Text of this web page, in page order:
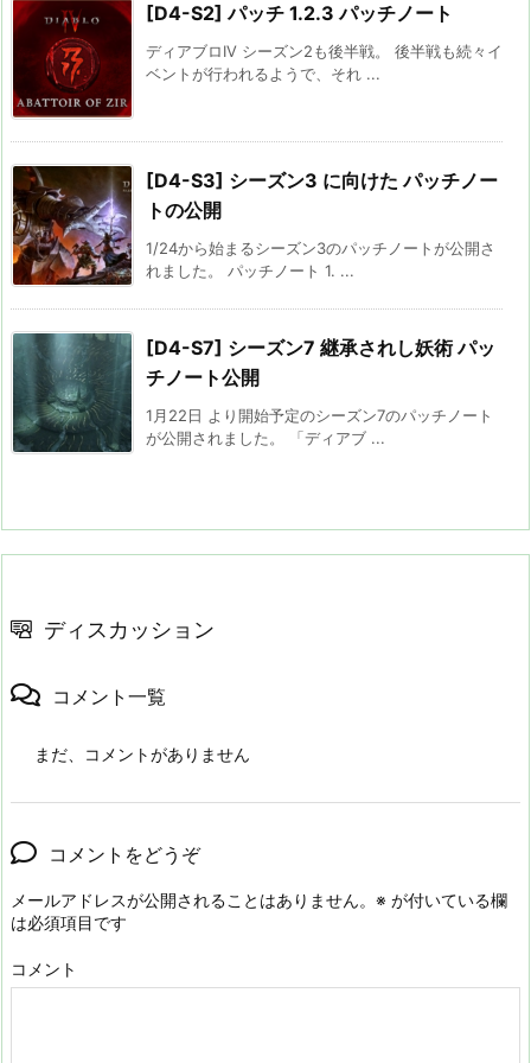
[D4-S2] パッチ 1.2.3 パッチノート
ディアブロIV シーズン2も後半戦。 後半戦も続々イ
ベントが行われるようで、それ ...
[D4-S3] シーズン3 に向けた パッチノー
トの公開
1/24から始まるシーズン3のパッチノートが公開さ
れました。 パッチノート 1. ...
[D4-S7] シーズン7 継承されし妖術 パッ
チノート公開
1月22日 より開始予定のシーズン7のパッチノート
が公開されました。 「ディアブ ...
ディスカッション
コメント一覧
まだ、コメントがありません
コメントをどうぞ
メールアドレスが公開されることはありません。 ※ が付いている欄
は必須項目です
コメント